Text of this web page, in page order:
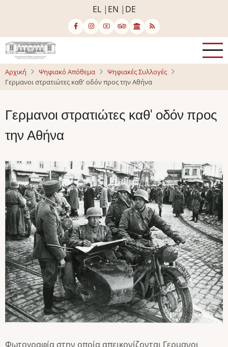
κυρίως
περιεχόμενο
EL EN DE
Αρχική Ψηφιακό Απόθεμα
Ψηφιακές Συλλογές
Γερμανοι στρατιώτες καθ' οδόν προς την Αθήνα
Γερμανοι στρατιώτες καθ' οδόν προς
την Αθήνα
Image
Φωτογραφία στην οποία απεικονίζονται Γερμανοι